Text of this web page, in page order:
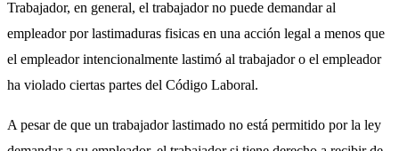
Trabajador, en general, el trabajador no puede demandar al
empleador por lastimaduras fisicas en una acción legal a menos que
el empleador intencionalmente lastimó al trabajador o el empleador
ha violado ciertas partes del Código Laboral.
A pesar de que un trabajador lastimado no está permitido por la ley